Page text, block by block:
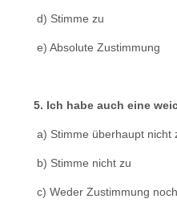
d) Stimme zu
e) Absolute Zustimmung
5. Ich habe auch eine
a) Stimme überhaupt nicht
b) Stimme nicht zu
c) Weder Zustimmung